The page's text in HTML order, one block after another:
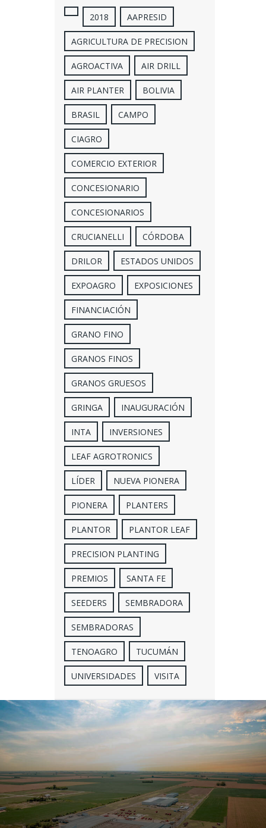
2018 AAPRESID
AGRICULTURA DE PRECISION
AGROACTIVA AIR DRILL
AIR PLANTER BOLIVIA
BRASIL CAMPO
CIAGRO
COMERCIO EXTERIOR
CONCESIONARIO
CONCESIONARIOS
CRUCIANELLI CÓRDOBA
DRILOR ESTADOS UNIDOS
EXPOAGRO EXPOSICIONES
FINANCIACIÓN
GRANO FINO
GRANOS FINOS
GRANOS GRUESOS
GRINGA INAUGURACIÓN
INTA INVERSIONES
LEAF AGROTRONICS
LÍDER NUEVA PIONERA
PIONERA PLANTERS
PLANTOR PLANTOR LEAF
PRECISION PLANTING
PREMIOS SANTA FE
SEEDERS SEMBRADORA
SEMBRADORAS
TENOAGRO TUCUMÁN
UNIVERSIDADES VISITA